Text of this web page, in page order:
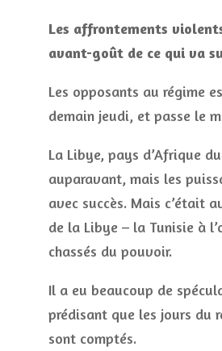
Les affrontements
avant-goût de ce qui va
Les opposants au régime
demain jeudi, et passe le
La Libye, pays d’Afrique
auparavant, mais les
avec succès. Mais c’était
de la Libye – la Tunisie à
chassés du pouvoir.
Il a eu beaucoup de
prédisant que les jours du
sont comptés.